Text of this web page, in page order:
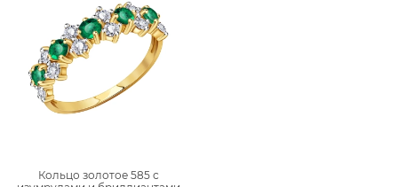
Кольцо золотое 585 с